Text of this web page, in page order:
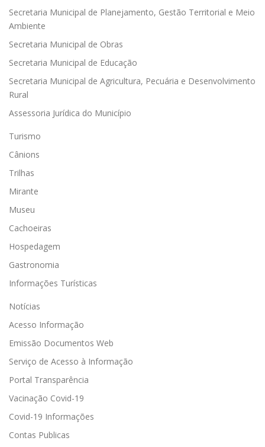
Secretaria Municipal de Planejamento, Gestão Territorial e Meio
Ambiente
Secretaria Municipal de Obras
Secretaria Municipal de Educação
Secretaria Municipal de Agricultura, Pecuária e Desenvolvimento
Rural
Assessoria Jurídica do Município
Turismo
Cânions
Trilhas
Mirante
Museu
Cachoeiras
Hospedagem
Gastronomia
Informações Turísticas
Notícias
Acesso Informação
Emissão Documentos Web
Serviço de Acesso à Informação
Portal Transparência
Vacinação Covid-19
Covid-19 Informações
Contas Publicas